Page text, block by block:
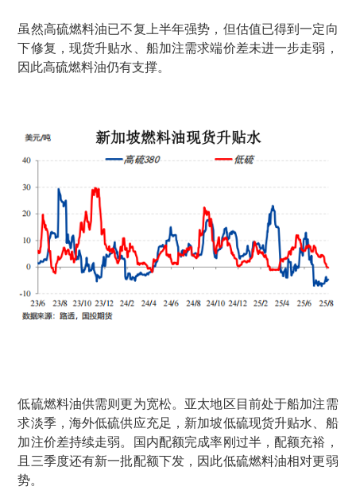
虽然高硫燃料油已不复上半年强势，但估值已得到一定向
下修复，现货升贴水、船加注需求端价差未进一步走弱，
因此高硫燃料油仍有支撑。
低硫燃料油供需则更为宽松。亚太地区目前处于船加注需
求淡季，海外低硫供应充足，新加坡低硫现货升贴水、船
加注价差持续走弱。国内配额完成率刚过半，配额充裕，
且三季度还有新一批配额下发，因此低硫燃料油相对更弱
势。